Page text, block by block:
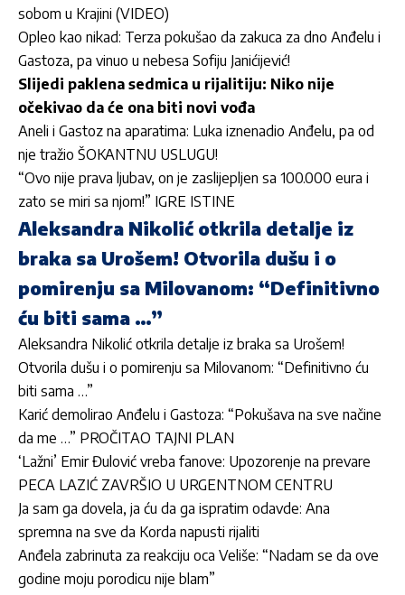
sobom u Krajini (VIDEO)
Opleo kao nikad: Terza pokušao da zakuca za dno Anđelu i
Gastoza, pa vinuo u nebesa Sofiju Janićijević!
Slijedi paklena sedmica u rijalitiju: Niko nije
očekivao da će ona biti novi vođa
Aneli i Gastoz na aparatima: Luka iznenadio Anđelu, pa od
nje tražio ŠOKANTNU USLUGU!
“Ovo nije prava ljubav, on je zaslijepljen sa 100.000 eura i
zato se miri sa njom!” IGRE ISTINE
Aleksandra Nikolić otkrila detalje iz
braka sa Urošem! Otvorila dušu i o
pomirenju sa Milovanom: “Definitivno
ću biti sama …”
Aleksandra Nikolić otkrila detalje iz braka sa Urošem!
Otvorila dušu i o pomirenju sa Milovanom: “Definitivno ću
biti sama …”
Karić demolirao Anđelu i Gastoza: “Pokušava na sve načine
da me …” PROČITAO TAJNI PLAN
‘Lažni’ Emir Đulović vreba fanove: Upozorenje na prevare
PECA LAZIĆ ZAVRŠIO U URGENTNOM CENTRU
Ja sam ga dovela, ja ću da ga ispratim odavde: Ana
spremna na sve da Korda napusti rijaliti
Anđela zabrinuta za reakciju oca Veliše: “Nadam se da ove
godine moju porodicu nije blam”